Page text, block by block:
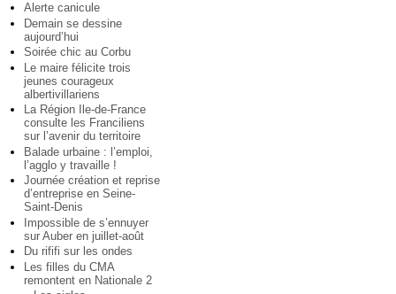
Alerte canicule
Demain se dessine
aujourd’hui
Soirée chic au Corbu
Le maire félicite trois
jeunes courageux
albertivillariens
La Région Ile-de-France
consulte les Franciliens
sur l’avenir du territoire
Balade urbaine : l’emploi,
l’agglo y travaille !
Journée création et reprise
d’entreprise en Seine-
Saint-Denis
Impossible de s’ennuyer
sur Auber en juillet-août
Du rififi sur les ondes
Les filles du CMA
remontent en Nationale 2